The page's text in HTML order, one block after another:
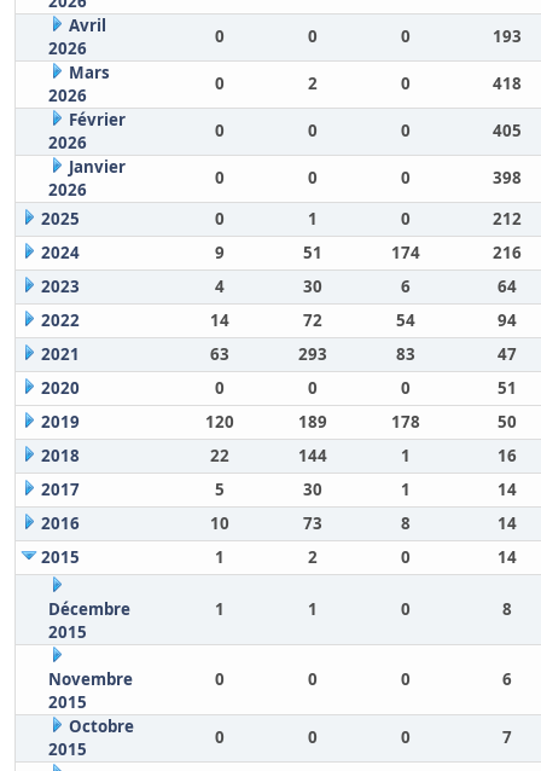
Avril
2026
0 0 0
193
Mars
2026
0 2 0
418
Février
2026
0 0 0
405
Janvier
2026
0 0 0
398
2025
0 1 0
212
2024
9 51 174
216
2023
4 30 6
64
2022
14 72 54
94
2021
63 293 83
47
2020
0 0 0
51
2019
120 189 178
50
2018
22 144 1
16
2017
5 30 1
14
2016
10 73 8
14
2015
1 2 0 14
Décembre
2015
1 1 0 8
Novembre
2015
0 0 0 6
Octobre
2015
0 0 0 7